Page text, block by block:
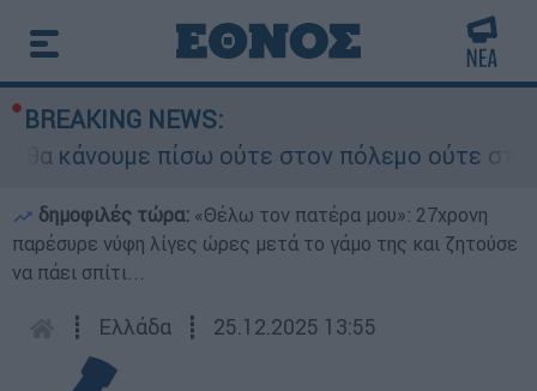
BREAKING NEWS:
κάνουμε πίσω ούτε στον πόλεμο ούτε στις
δημοφιλές τώρα: «Θέλω τον πατέρα μου»: 27χρονη
παρέσυρε νύφη λίγες ώρες μετά το γάμο της και ζητούσε
να πάει σπίτι...
┋ Ελλάδα ┋ 25.12.2025 13:55